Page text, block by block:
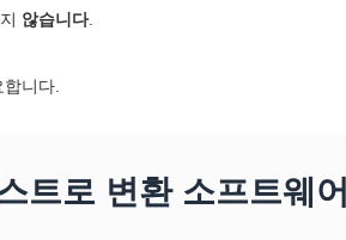
않습니다.
니다.
트로 변환 소프트웨